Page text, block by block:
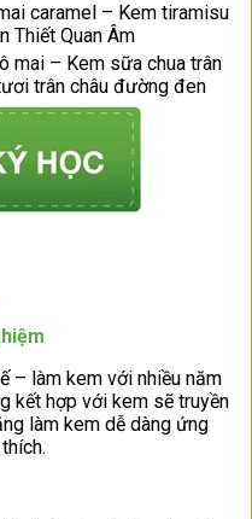
caramel – Kem tiramisu
Thiết Quan Âm
mai – Kem sữa chua trân
trân châu đường đen
– làm kem với nhiều năm
kết hợp với kem sẽ truyền
làm kem dễ dàng ứng